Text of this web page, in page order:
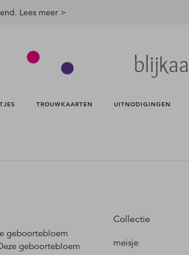
Lees meer >
TROUWKAARTEN UITNODIGINGEN
geboortebloem
geboortebloem
Collectie
meisje